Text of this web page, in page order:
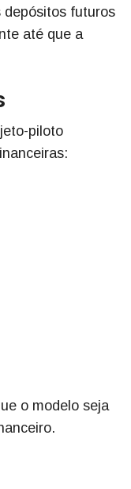
depósitos futuros
até que a
piloto
o modelo seja